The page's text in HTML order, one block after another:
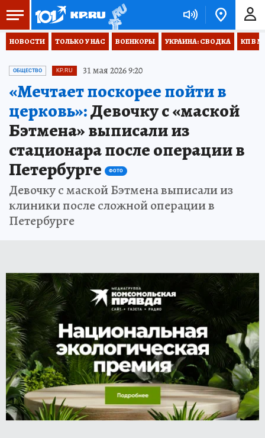
НОВОСТИ ТОЛЬКО У НАС ВОЕНКОРЫ УКРАИНА: СВОДКА КП В
ОБЩЕСТВО KP.RU 31 мая 2026 9:20
«Мечтает поскорее пойти в
церковь»:Девочку с «маской
Бэтмена» выписали из
стационара после операции в
Петербурге
ФОТО
Девочку с маской Бэтмена выписали из
клиники после сложной операции в
Петербурге